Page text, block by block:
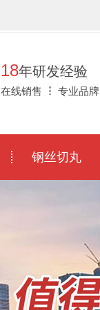
18年研发经验
在线销售 专业品牌
钢丝切丸